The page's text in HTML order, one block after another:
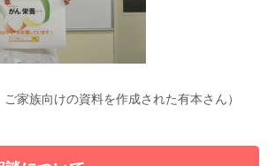
ご家族向けの資料を作成された有本さん）